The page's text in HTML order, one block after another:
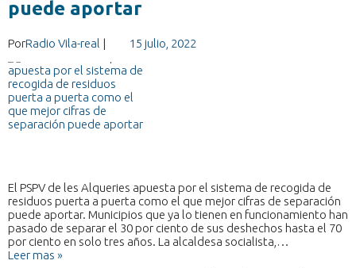
puede aportar
PorRadio Vila-real | 15 julio, 2022
El PSPV de les Alqueries apuesta por el sistema de recogida de
residuos puerta a puerta como el que mejor cifras de separación
puede aportar. Municipios que ya lo tienen en funcionamiento han
pasado de separar el 30 por ciento de sus deshechos hasta el 70
por ciento en solo tres años. La alcaldesa socialista,…
Leer mas »